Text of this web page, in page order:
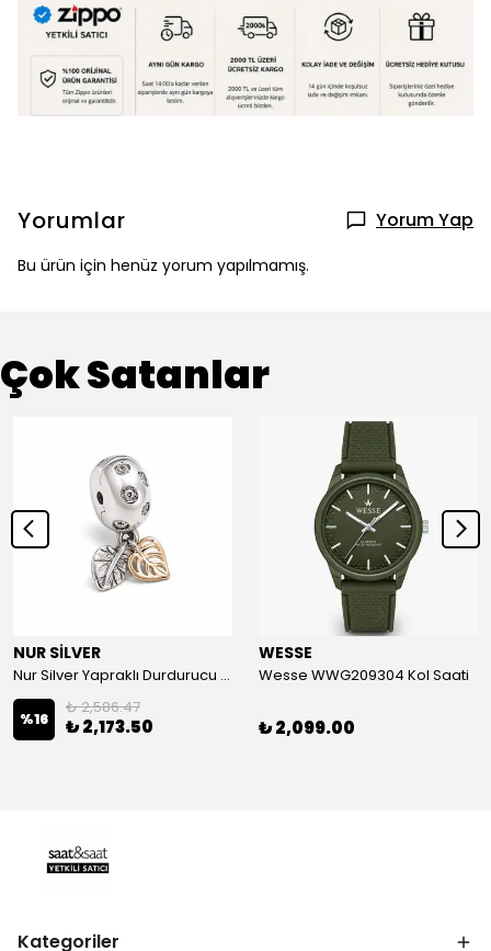
Yorumlar Yorum Yap
Bu ürün için henüz yorum yapılmamış.
Çok Satanlar
NUR SİLVER
Nur Silver Yapraklı Durdurucu Gümüş Charm - NUR-CM00501
%16
₺ 2,586.47
₺ 2,173.50
WESSE
Wesse WWG209304 Kol Saati
₺ 2,099.00
Kategoriler